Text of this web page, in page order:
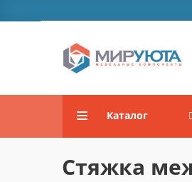
Каталог
Стяжка